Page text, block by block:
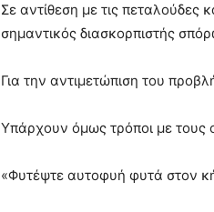
Σε αντίθεση με τις πεταλούδες
σημαντικός διασκορπιστής
Για την αντιμετώπιση του
Υπάρχουν όμως τρόποι με τους
«Φυτέψτε αυτοφυή φυτά στον